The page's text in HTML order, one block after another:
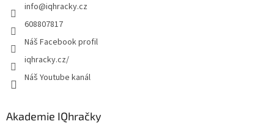
info@iqhracky.cz
608807817
Náš Facebook profil
iqhracky.cz/
Náš Youtube kanál
Akademie IQhračky